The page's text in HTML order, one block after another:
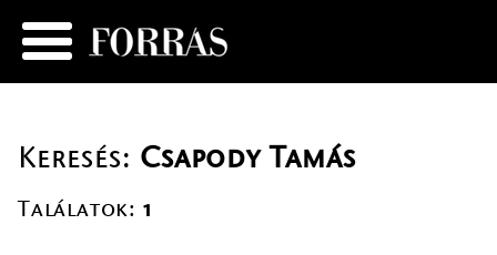
Keresés: Csapody Tamás
Találatok: 1